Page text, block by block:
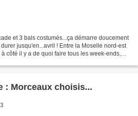
et 3 bals costumés...ça démarre doucement
jusqu'en...avril ! Entre la Moselle nord-est
côté il y a de quoi faire tous les week-ends,
: Morceaux choisis...